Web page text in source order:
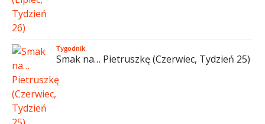
Tygodnik
Smak na… Pietruszkę (Czerwiec, Tydzień 25)